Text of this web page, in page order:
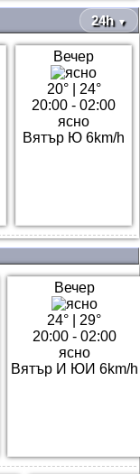
24h ▼
Вечер
20°| 24°
20:00 - 02:00
ясно
Вятър Ю 6km/h
Вечер
24°
29°
20:00 - 02:00
ясно
Вятър И ЮИ 6km/h